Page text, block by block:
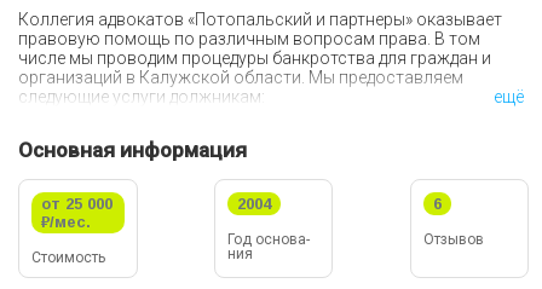
Основная информация
Стои­мо­сть
от 25 000
₽/мес.
Год ос­но­ва­
ния
2004
Отзывов
6
Коллегия адвокатов «Потопальский и партнеры» оказывает
правовую помощь по различным вопросам права. В том
числе мы проводим процедуры банкротства для граждан и
организаций в Калужской области. Мы предоставляем
следующие услуги должникам:
Оценка платежеспособности. Подготовка документов
для инициирования процедуры банкротства.
Назначение финансового управляющего.
Защита имущества и документов, связанных с
финансово-хозяйственной деятельностью клиента.
Банкротство — процедура, которая подходит как для
физических, так и для юридических лиц. По завершении
ещё